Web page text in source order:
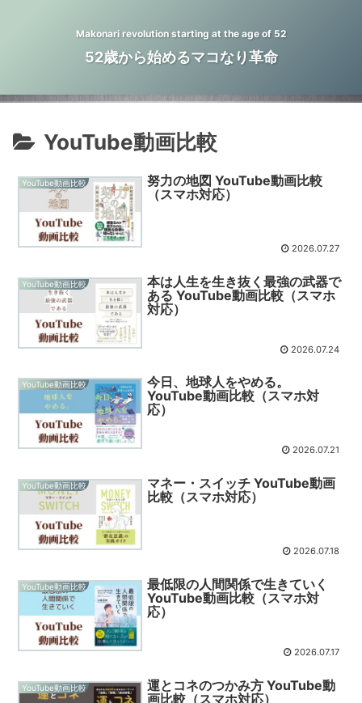
Makonari revolution starting at the age of 52
52歳から始めるマコなり革命
YouTube動画比較
YouTube動画比較
努力の地図 YouTube動画比較
（スマホ対応）
2026.07.27
YouTube動画比較
本は人生を生き抜く最強の武器で
ある YouTube動画比較（スマホ
対応）
2026.07.24
YouTube動画比較
今日、地球人をやめる。
YouTube動画比較（スマホ対
応）
2026.07.21
YouTube動画比較
マネー・スイッチ YouTube動画
比較（スマホ対応）
2026.07.18
YouTube動画比較
最低限の人間関係で生きていく
YouTube動画比較（スマホ対
応）
2026.07.17
YouTube動画比較
運とコネのつかみ方 YouTube動
画比較（スマホ対応）